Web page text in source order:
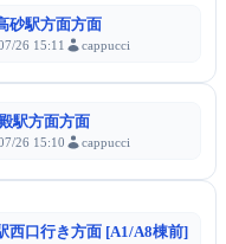
砂駅方面方面
26 15:11 cappucci
駅方面方面
26 15:10 cappucci
西口行き方面 [A1/A8棟前]